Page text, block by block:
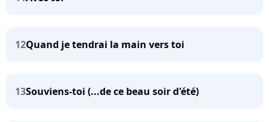
12Quand je tendrai la main vers toi
13Souviens-toi (...de ce beau soir d'été)